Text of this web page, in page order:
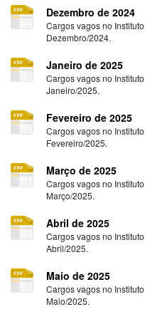
Dezembro de 2024
Cargos vagos no
Dezembro/2024.
Janeiro de 2025
Cargos vagos no
Janeiro/2025.
Fevereiro de 2025
Cargos vagos no
Fevereiro/2025.
Março de 2025
Cargos vagos no
Março/2025.
Abril de 2025
Cargos vagos no
Abril/2025.
Maio de 2025
Cargos vagos no
Maio/2025.